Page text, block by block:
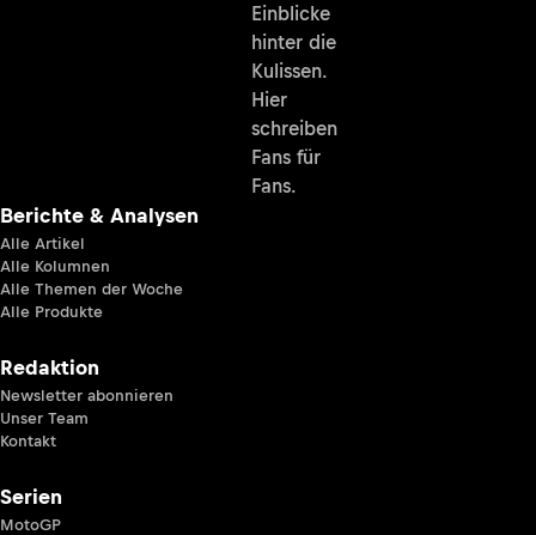
Einblicke
hinter die
Kulissen.
Hier
schreiben
Fans für
Fans.
Berichte & Analysen
Alle Artikel
Alle Kolumnen
Alle Themen der Woche
Alle Produkte
Redaktion
Newsletter abonnieren
Unser Team
Kontakt
Serien
MotoGP